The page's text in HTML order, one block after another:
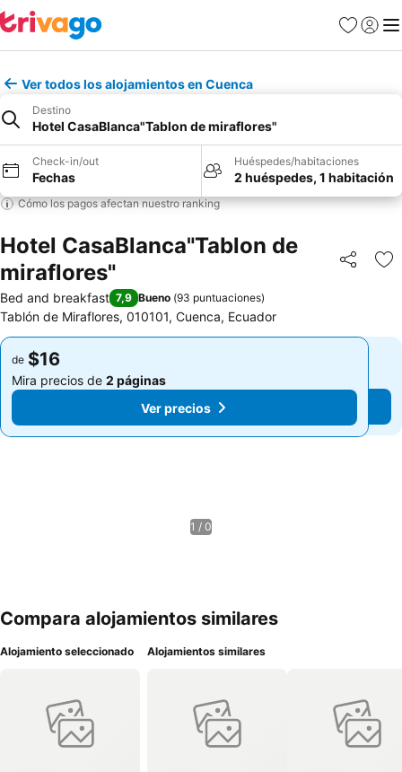
Favoritos
Iniciar
Ver todos los alojamientos en Cuenca
Destino
Hotel CasaBlanca"Tablon de miraflores"
Check-in/out
Fechas
Huéspedes/habitaciones
2 huéspedes, 1 habitación
Cómo los pagos afectan nuestro ranking
Hotel CasaBlanca"Tablon de
miraflores"
Compartir
Bed and breakfast 7,9 Bueno (93 puntuaciones)
Tablón de Miraflores, 010101, Cuenca, Ecuador
de $16
Mira precios de 2 páginas
Ver precios
de $16
Mira precios de 2 páginas
Ver precios
1 / 0
Compara alojamientos similares
Alojamiento seleccionado Alojamientos similares